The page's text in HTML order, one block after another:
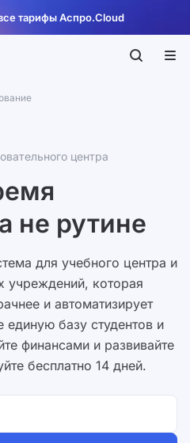
тарифы Аспро.Cloud
центра
не рутине
для учебного центра и
учреждений, которая
и автоматизирует
единую базу студентов и
финансами и развивайте
бесплатно 14 дней.